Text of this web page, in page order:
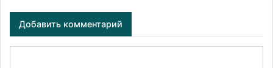
Добавить комментарий